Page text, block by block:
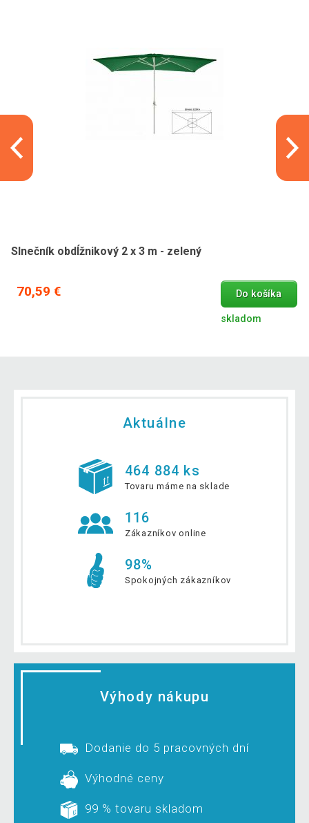
Slnečník obdĺžnikový 2 x 3 m - zelený
70,59 € Do košíka
skladom
Aktuálne
464 884 ks
Tovaru máme na sklade
116
Zákazníkov online
98%
Spokojných zákazníkov
Výhody nákupu
Dodanie do 5 pracovných dní
Výhodné ceny
99 % tovaru skladom